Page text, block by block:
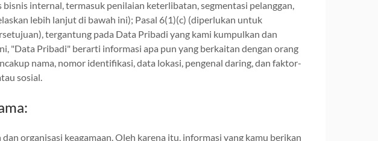
internal, termasuk penilaian keterlibatan, segmentasi pelanggan,
lebih lanjut di bawah ini); Pasal 6(1)(c) (diperlukan untuk
tergantung pada Data Pribadi yang kami kumpulkan dan
"Data Pribadi" berarti informasi apa pun yang berkaitan dengan orang
nama, nomor identifikasi, data lokasi, pengenal daring, dan faktor-
sosial.
organisasi keagamaan. Oleh karena itu, informasi yang kamu berikan